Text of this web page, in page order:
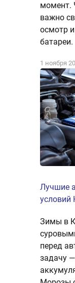
момент.
важно
осмотр
батареи.
1 ноября
Лучшие
условий
Зимы в
перед
задачу